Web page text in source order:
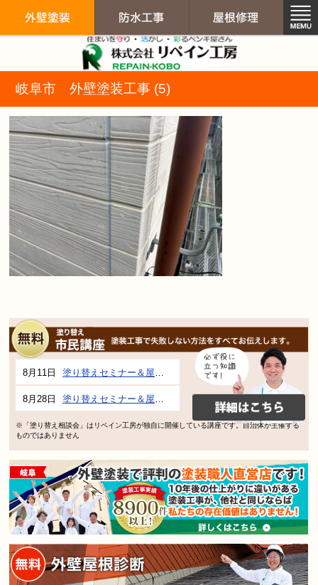
岐阜市 外壁塗装工事 (5)
8月11日 塗り替えセミナー＆屋根、外壁の塗り替え市民講座 inぎふメディアコスモス
8月28日 塗り替えセミナー＆屋根、外壁の塗り替え市民講座 inぎふメディアコスモス
※「塗り替え相談会」はリペイン工房が独自に開催している講座です。自治体が主催する
ものではありません